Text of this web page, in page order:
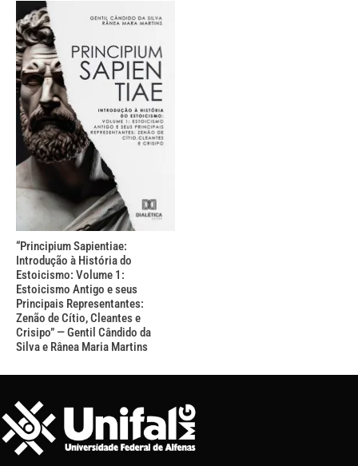
“Principium Sapientiae:
Introdução à História do
Estoicismo: Volume 1:
Estoicismo Antigo e seus
Principais Representantes:
Zenão de Cítio, Cleantes e
Crisipo” — Gentil Cândido da
Silva e Rânea Maria Martins